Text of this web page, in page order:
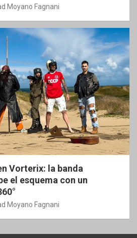
Moyano Fagnani
Vorterix: la banda
el esquema con un
Moyano Fagnani